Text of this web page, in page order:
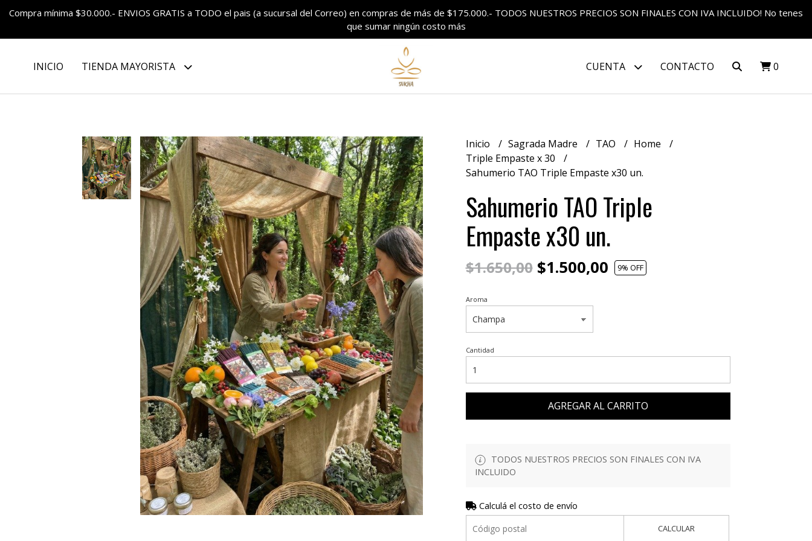
Compra mínima $30.000.- ENVIOS GRATIS a TODO el pais (a sucursal del Correo) en compras de más de $175.000.- TODOS NUESTROS PRECIOS SON FINALES CON IVA INCLUIDO! No tenes
que sumar ningún costo más
INICIO TIENDA MAYORISTA CUENTA CONTACTO 0
Inicio Sagrada Madre TAO
Home
Triple Empaste x 30
Sahumerio TAO Triple Empaste x30 un.
Sahumerio TAO Triple
Empaste x30 un.
$1.650,00$1.500,00 9% OFF
Aroma
Cantidad
AGREGAR AL CARRITO
TODOS NUESTROS PRECIOS SON FINALES CON IVA
INCLUIDO
Calculá el costo de envío
CALCULAR